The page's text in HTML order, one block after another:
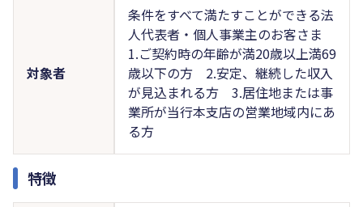
対象者
条件をすべて満たすことができる法
人代表者・個人事業主のお客さま
1.ご契約時の年齢が満20歳以上満69
歳以下の方 2.安定、継続した収入
が見込まれる方 3.居住地または事
業所が当行本支店の営業地域内にあ
る方
特徴